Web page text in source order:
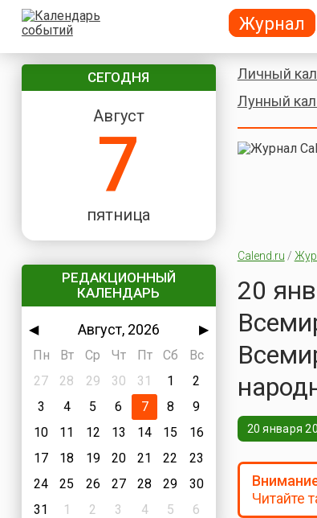
СЕГОДНЯ
Август
7
пятница
РЕДАКЦИОННЫЙ
КАЛЕНДАРЬ
◀ Август, 2026
▶
Пн
Вт Ср Чт Пт Сб
Вс
27
28 29 30 31 1
2
3
4 5 6 7 8
9
10
11 12 13 14 15
16
17
18 19 20 21 22
23
24
25 26 27 28 29
30
31
1 2 3 4 5 6
Личный
Лунный
Calend.ru /
20
20 января
Читайте
Журнал